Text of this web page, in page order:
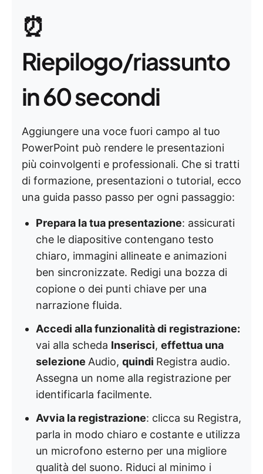
⏰
Riepilogo/riassunto
in 60 secondi
Aggiungere una voce fuori campo al tuo
PowerPoint può rendere le presentazioni
più coinvolgenti e professionali. Che si tratti
di formazione, presentazioni o tutorial, ecco
una guida passo passo per ogni passaggio:
Prepara la tua presentazione: assicurati
che le diapositive contengano testo
chiaro, immagini allineate e animazioni
ben sincronizzate. Redigi una bozza di
copione o dei punti chiave per una
narrazione fluida.
Accedi alla funzionalità di registrazione:
vai alla scheda Inserisci, effettua una
selezione Audio, quindi Registra audio.
Assegna un nome alla registrazione per
identificarla facilmente.
Avvia la registrazione: clicca su Registra,
parla in modo chiaro e costante e utilizza
un microfono esterno per una migliore
qualità del suono. Riduci al minimo i